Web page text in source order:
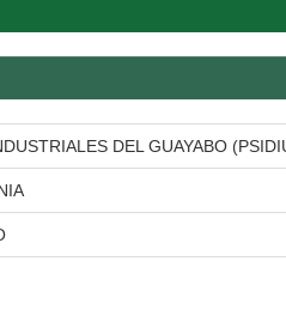
DEL GUAYABO